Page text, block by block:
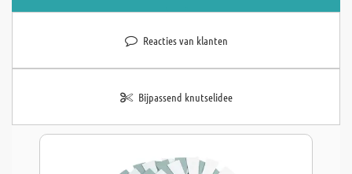
Reacties van klanten
Bijpassend knutselidee